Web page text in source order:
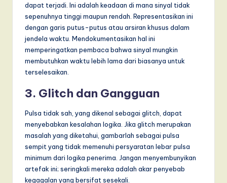
dapat terjadi. Ini adalah keadaan di mana sinyal tidak
sepenuhnya tinggi maupun rendah. Representasikan ini
dengan garis putus-putus atau arsiran khusus dalam
jendela waktu. Mendokumentasikan hal ini
memperingatkan pembaca bahwa sinyal mungkin
membutuhkan waktu lebih lama dari biasanya untuk
terselesaikan.
3. Glitch dan Gangguan
Pulsa tidak sah, yang dikenal sebagai glitch, dapat
menyebabkan kesalahan logika. Jika glitch merupakan
masalah yang diketahui, gambarlah sebagai pulsa
sempit yang tidak memenuhi persyaratan lebar pulsa
minimum dari logika penerima. Jangan menyembunyikan
artefak ini; seringkali mereka adalah akar penyebab
kegagalan yang bersifat sesekali.